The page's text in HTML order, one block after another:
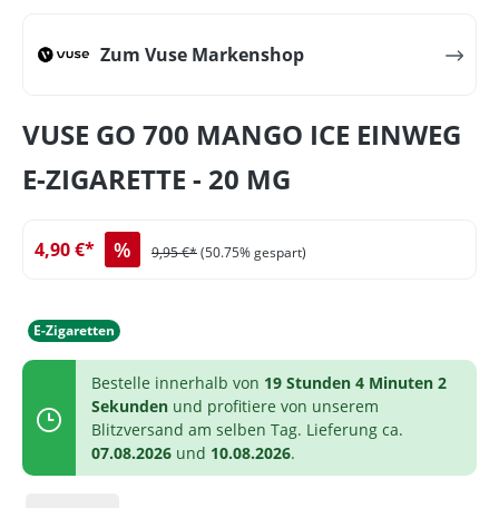
Zum Vuse Markenshop
VUSE GO 700 MANGO ICE EINWEG
E-ZIGARETTE - 20 MG
4,90 €* % 9,95 €*(50.75% gespart)
E-Zigaretten
Bestelle innerhalb von 19 Stunden 4 Minuten 2
Sekunden und profitiere von unserem
Blitzversand am selben Tag. Lieferung ca.
07.08.2026 und 10.08.2026.